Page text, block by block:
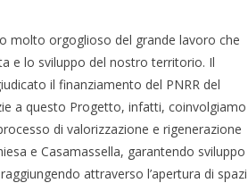
molto orgoglioso del grande lavoro che
e lo sviluppo del nostro territorio. Il
il finanziamento del PNRR del
a questo Progetto, infatti, coinvolgiamo
di valorizzazione e rigenerazione
e Casamassella, garantendo sviluppo
attraverso l’apertura di spazi